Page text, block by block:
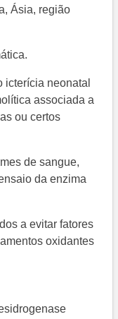
Ásia, região
icterícia neonatal
associada a
ou certos
de sangue,
da enzima
a evitar fatores
oxidantes